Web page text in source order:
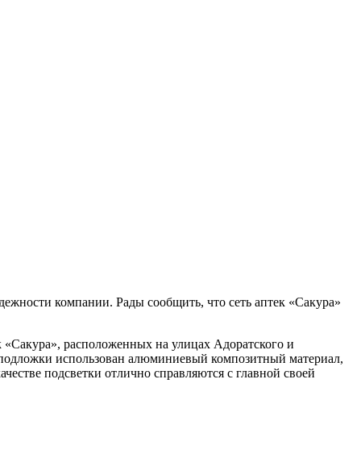
компании. Рады сообщить, что сеть аптек «Сакура»
расположенных на улицах Адоратского и
использован алюминиевый композитный материал,
подсветки отлично справляются с главной своей